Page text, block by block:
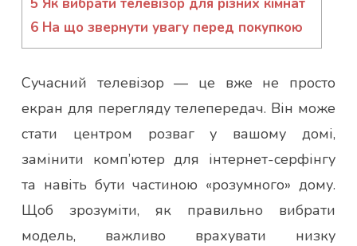
6 На що звернути увагу перед покупкою
Сучасний телевізор — це вже не просто
екран для перегляду телепередач. Він може
стати центром розваг у вашому домі,
замінити комп’ютер для інтернет-серфінгу
та навіть бути частиною «розумного» дому.
Щоб зрозуміти, як правильно вибрати
модель, важливо врахувати низку